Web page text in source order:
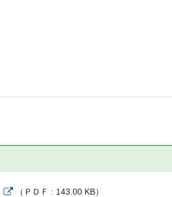
（ ＰＤＦ 143.00 KB）